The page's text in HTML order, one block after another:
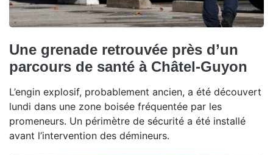
Une grenade retrouvée près d’un
parcours de santé à Châtel-Guyon
L’engin explosif, probablement ancien, a été découvert
lundi dans une zone boisée fréquentée par les
promeneurs. Un périmètre de sécurité a été installé
avant l’intervention des démineurs.